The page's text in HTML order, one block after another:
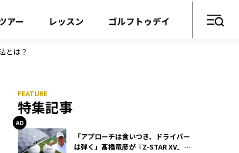
アー レッスン ゴルフトゥデイ
とは？
特集記事
「アプローチは食いつき、ドライバー
は弾く」髙橋竜彦が『Z-STAR XV』を